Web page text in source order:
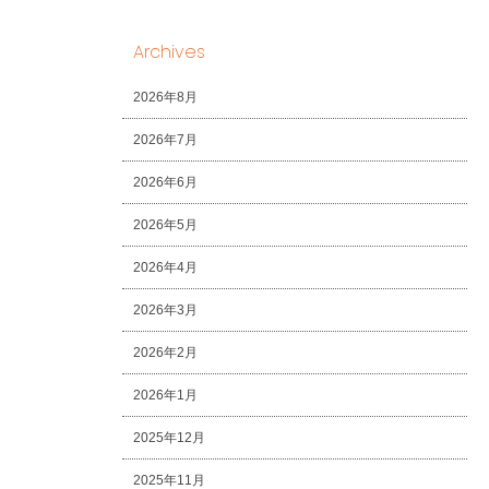
Archives
2026年8月
2026年7月
2026年6月
2026年5月
2026年4月
2026年3月
2026年2月
2026年1月
2025年12月
2025年11月